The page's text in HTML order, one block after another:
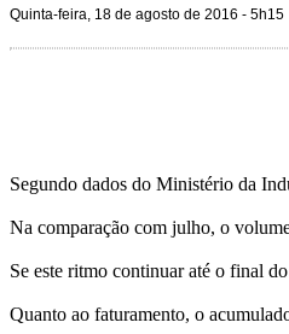
Quinta-feira, 18 de agosto de 2016 - 5h15
Segundo dados do Ministério da
Na comparação com julho, o
Se este ritmo continuar até o final
Quanto ao faturamento, o